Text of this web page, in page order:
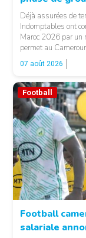
Déjà assurées de
Indomptables ont
Maroc 2026 par un
permet au
les choses
contrôle des
07 août 2026
Football
Football
salariale